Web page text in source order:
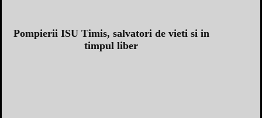
Pompierii ISU Timis, salvatori de vieti si in
timpul liber